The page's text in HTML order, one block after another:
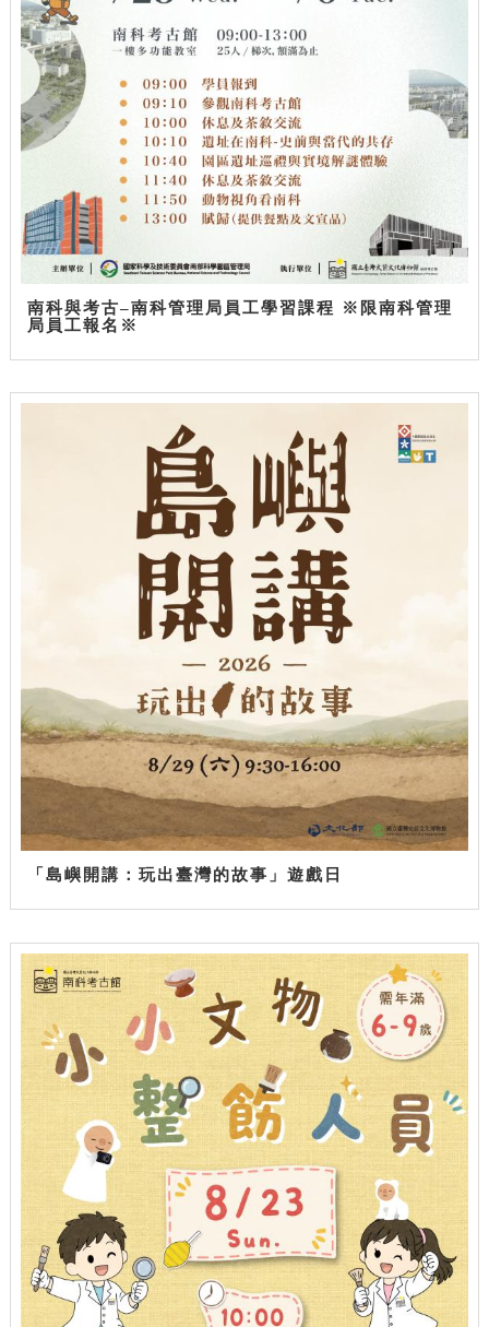
南科與考古–南科管理局員工學習課程 ※限南科管理
局員工報名※
「島嶼開講：玩出臺灣的故事」遊戲日